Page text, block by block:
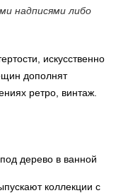
надписями либо
искусственно
дополнят
ретро, винтаж.
коллекции с